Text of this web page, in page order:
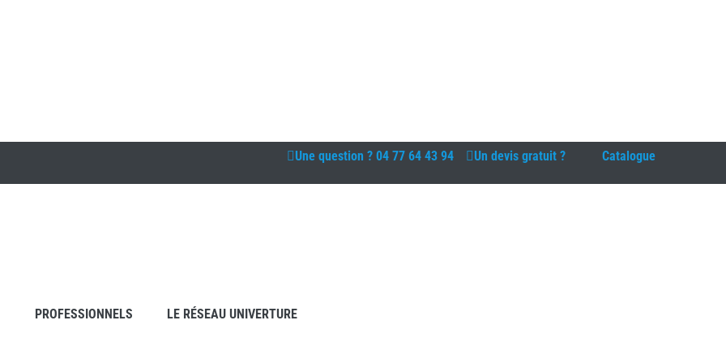
Une question ? 04 77 64 43 94 Un devis gratuit ? Catalogue
PROFESSIONNELS LE RÉSEAU UNIVERTURE